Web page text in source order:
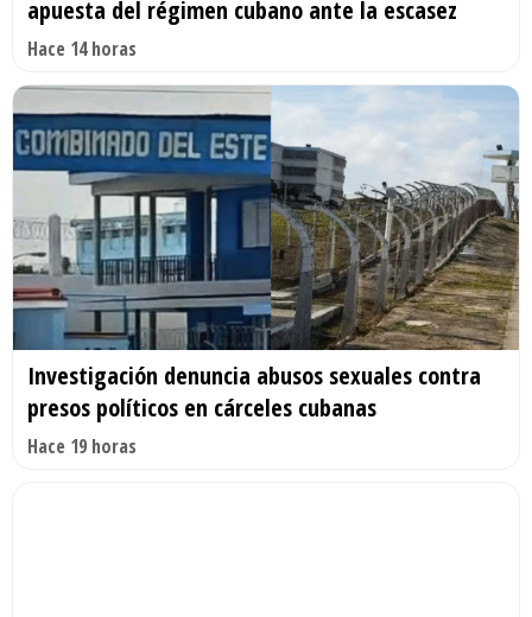
apuesta del régimen cubano ante la escasez
Hace 14 horas
Investigación denuncia abusos sexuales contra
presos políticos en cárceles cubanas
Hace 19 horas